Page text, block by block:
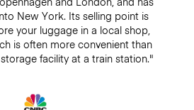
New York. Its selling point is
your luggage in a local shop,
is often more convenient than
facility at a train station."